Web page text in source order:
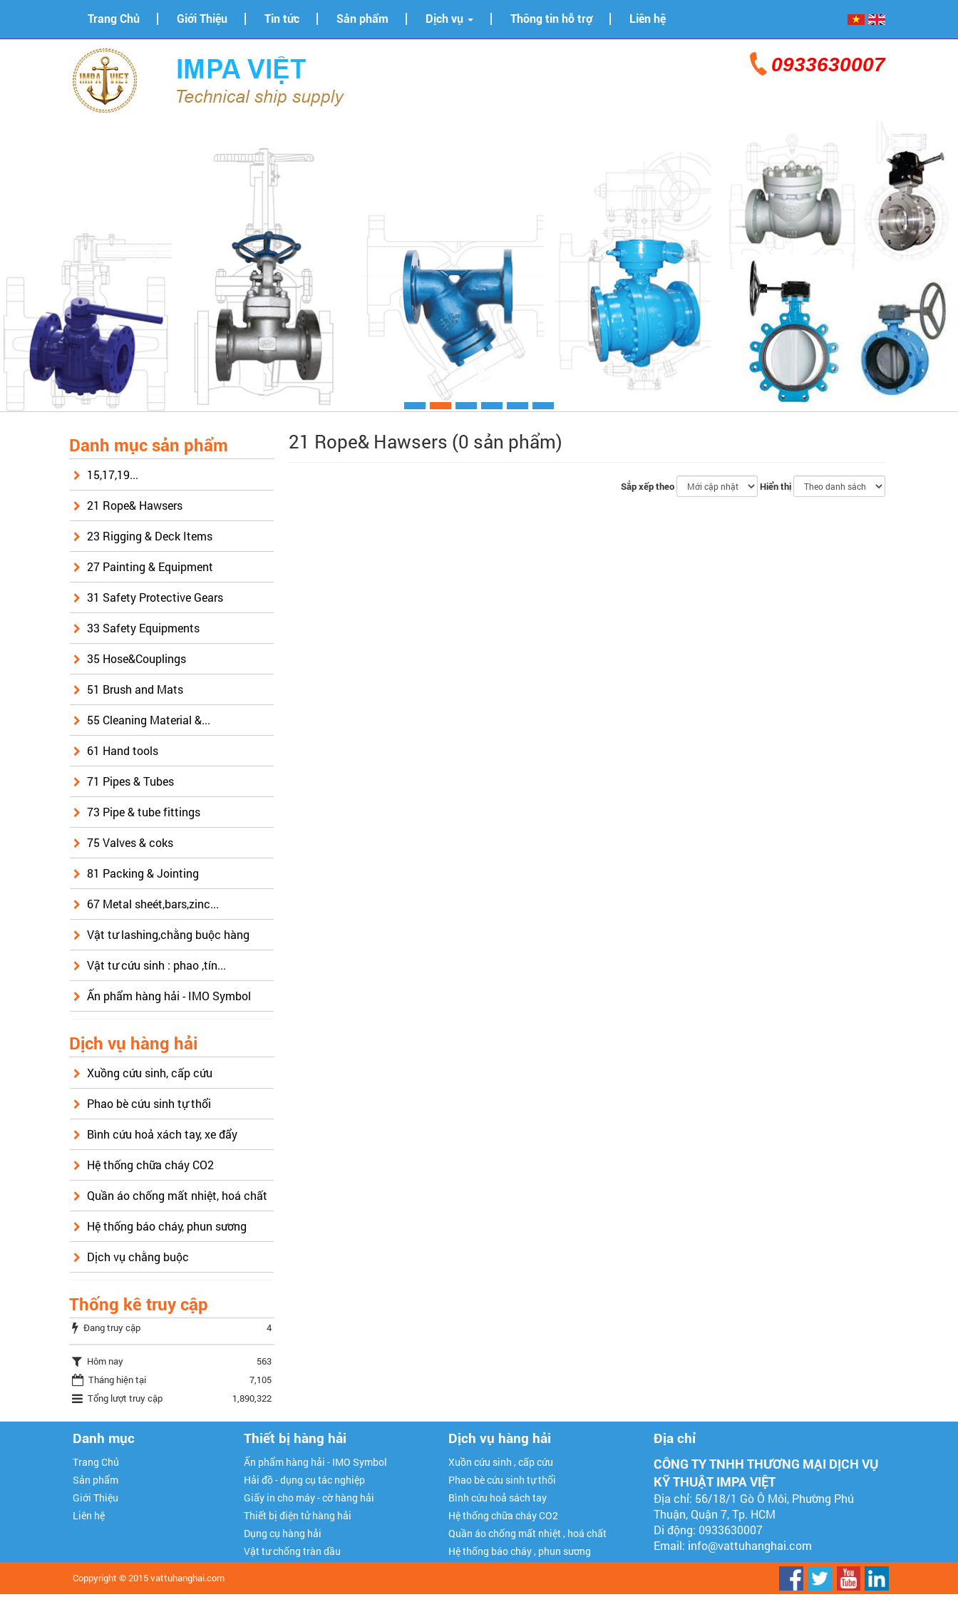
Trang Chủ Giới Thiệu Tin tức Sản phẩm Dịch vụ Thông tin hỗ trợ Liên hệ
0933630007
Danh mục sản phẩm
15,17,19...
21 Rope& Hawsers
23 Rigging & Deck Items
27 Painting & Equipment
31 Safety Protective Gears
33 Safety Equipments
35 Hose&Couplings
51 Brush and Mats
55 Cleaning Material &...
61 Hand tools
71 Pipes & Tubes
73 Pipe & tube fittings
75 Valves & coks
81 Packing & Jointing
67 Metal sheét,bars,zinc...
Vật tư lashing,chằng buộc hàng
Vật tư cứu sinh : phao ,tín...
Ấn phẩm hàng hải - IMO Symbol
Dịch vụ hàng hải
Xuồng cứu sinh, cấp cứu
Phao bè cứu sinh tự thổi
Bình cứu hoả xách tay, xe đẩy
Hệ thống chữa cháy CO2
Quần áo chống mất nhiệt, hoá chất
Hệ thống báo cháy, phun sương
Dịch vụ chằng buộc
Thống kê truy cập
Đang truy cập 4
Hôm nay
563
Tháng hiện tại
7,105
Tổng lượt truy cập
1,890,322
21 Rope& Hawsers (0 sản phẩm)
Sắp xếp theo Hiển thị
Danh mục
Trang Chủ
Sản phẩm
Giới Thiệu
Liên hệ
Thiết bị hàng hải
Ấn phẩm hàng hải - IMO Symbol
Hải đồ - dụng cụ tác nghiệp
Giấy in cho máy - cờ hàng hải
Thiết bị điện tử hàng hải
Dụng cụ hàng hải
Vật tư chống tràn dầu
Dịch vụ hàng hải
Xuồn cứu sinh , cấp cứu
Phao bè cứu sinh tự thổi
Bình cứu hoả sách tay
Hệ thống chữa cháy CO2
Quần áo chống mất nhiệt , hoá chất
Hệ thống báo cháy , phun sương
Địa chỉ
CÔNG TY TNHH THƯƠNG MẠI DỊCH VỤ
KỸ THUẬT IMPA VIỆT
Địa chỉ: 56/18/1 Gò Ô Môi, Phường Phú
Thuận, Quận 7, Tp. HCM
Di động: 0933630007
Email: info@vattuhanghai.com
Coppyright © 2015vattuhanghai.com